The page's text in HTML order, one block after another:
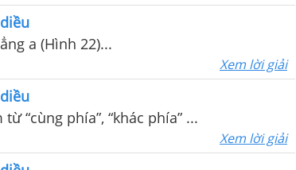
a (Hình 22)...
Xem lời giải
“cùng phía”, “khác phía” ...
Xem lời giải